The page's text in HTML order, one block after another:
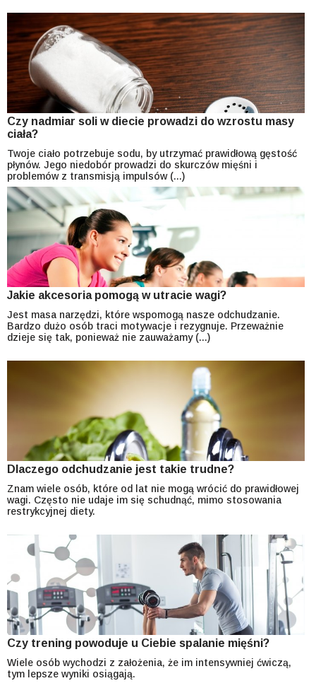
Czy nadmiar soli w diecie prowadzi do wzrostu masy
ciała?
Twoje ciało potrzebuje sodu, by utrzymać prawidłową gęstość
płynów. Jego niedobór prowadzi do skurczów mięśni i
problemów z transmisją impulsów (...)
Jakie akcesoria pomogą w utracie wagi?
Jest masa narzędzi, które wspomogą nasze odchudzanie.
Bardzo dużo osób traci motywacje i rezygnuje. Przeważnie
dzieje się tak, ponieważ nie zauważamy (...)
Dlaczego odchudzanie jest takie trudne?
Znam wiele osób, które od lat nie mogą wrócić do prawidłowej
wagi. Często nie udaje im się schudnąć, mimo stosowania
restrykcyjnej diety.
Czy trening powoduje u Ciebie spalanie mięśni?
Wiele osób wychodzi z założenia, że im intensywniej ćwiczą,
tym lepsze wyniki osiągają.